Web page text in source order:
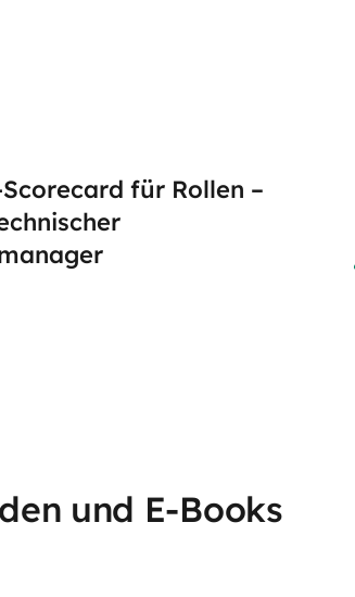
für Rollen –
und E-Books